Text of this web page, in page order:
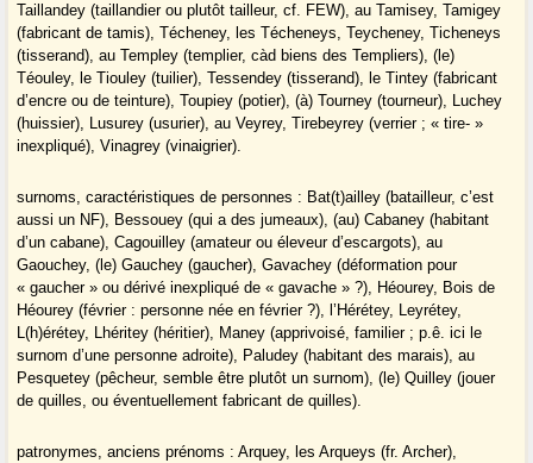
Taillandey (taillandier ou plutôt tailleur, cf. FEW), au Tamisey, Tamigey
(fabricant de tamis), Técheney, les Técheneys, Teycheney, Ticheneys
(tisserand), au Templey (templier, càd biens des Templiers), (le)
Téouley, le Tiouley (tuilier), Tessendey (tisserand), le Tintey (fabricant
d’encre ou de teinture), Toupiey (potier), (à) Tourney (tourneur), Luchey
(huissier), Lusurey (usurier), au Veyrey, Tirebeyrey (verrier ; « tire- »
inexpliqué), Vinagrey (vinaigrier).
surnoms, caractéristiques de personnes : Bat(t)ailley (batailleur, c’est
aussi un NF), Bessouey (qui a des jumeaux), (au) Cabaney (habitant
d’un cabane), Cagouilley (amateur ou éleveur d’escargots), au
Gaouchey, (le) Gauchey (gaucher), Gavachey (déformation pour
« gaucher » ou dérivé inexpliqué de « gavache » ?), Héourey, Bois de
Héourey (février : personne née en février ?), l’Hérétey, Leyrétey,
L(h)érétey, Lhéritey (héritier), Maney (apprivoisé, familier ; p.ê. ici le
surnom d’une personne adroite), Paludey (habitant des marais), au
Pesquetey (pêcheur, semble être plutôt un surnom), (le) Quilley (jouer
de quilles, ou éventuellement fabricant de quilles).
patronymes, anciens prénoms : Arquey, les Arqueys (fr. Archer),